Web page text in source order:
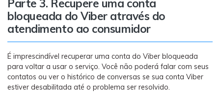
Parte 3. Recupere uma conta
bloqueada do Viber através do
atendimento ao consumidor
É imprescindível recuperar uma conta do Viber bloqueada
para voltar a usar o serviço. Você não poderá falar com seus
contatos ou ver o histórico de conversas se sua conta Viber
estiver desabilitada até o problema ser resolvido.